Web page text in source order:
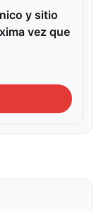
y sitio
vez que